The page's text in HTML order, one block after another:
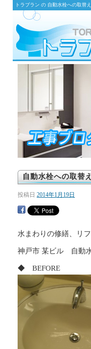
トラブラン の 自動水栓への取替
自動水栓への取替
投稿日 2014年1月19日
水まわりの修繕、リ
神戸市 某ビル 自動
◆